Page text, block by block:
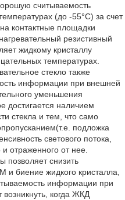
считываемость
(до -55°C) за счет
контактные площадки
резистивный
жидкому кристаллу
температурах.
стекло также
информации при внешней
уменьшения
достигается наличием
стекла и тем, что само
подложка
светового потока,
отраженного от нее.
позволяет снизить
и биение жидкого кристалла,
информации при
когда ЖКД